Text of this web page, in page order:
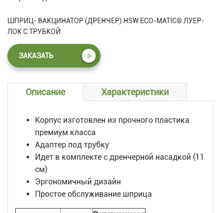
ШПРИЦ- ВАКЦИНАТОР (ДРЕНЧЕР) HSW ECO-MATIC® ЛУЕР-
ЛОК С ТРУБКОЙ
ЗАКАЗАТЬ
Описание Характеристики
Корпус изготовлен из прочного пластика
премиум класса
Адаптер под трубку
Идет в комплекте с дренчерной насадкой (11
см)
Эргономичный дизайн
Простое обслуживание шприца